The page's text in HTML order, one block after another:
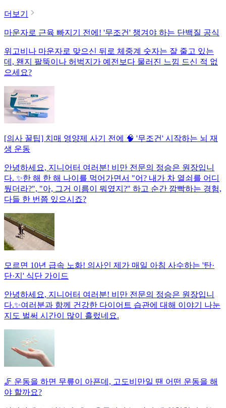
더보기
마운자로 근육 빠지기 전에! '무조건' 챙겨야 하는 단백질 공식
위고비나 마운자로 맞으신 뒤로 체중계 숫자는 잘 줄고 있는
데, 왠지 팔뚝이나 허벅지가 예전보다 물러진 느낌 드신 적 없
으세요?
[의사 꿀팁] 치매 영양제 사기 전에 🧠 '무조건' 시작하는 뇌 재
생 운동
안녕하세요, 지니어터 여러분! 비만 전문의 정승은 원장입니
다. ✨한 해 한 해 나이를 먹어가면서 "어? 내가 차 열쇠를 어디
뒀더라?", "아, 그거 이름이 뭐였지?" 하고 순간 깜빡하는 경험,
다들 한 번쯤 있으시죠?
모르면 10년 급속 노화! 의사인 제가 매일 아침 사수하는 '탄·
단·지' 식단 가이드
안녕하세요, 지니어터 여러분! 비만 전문의 정승은 원장입니
다.✨여러분과 함께 건강한 다이어트 습관에 대해 이야기 나눈
지도 벌써 시간이 많이 흘렀네요.
🦵 운동을 하면 무릎이 아픈데, 고도비만일 땐 어떤 운동을 해
야 할까요?